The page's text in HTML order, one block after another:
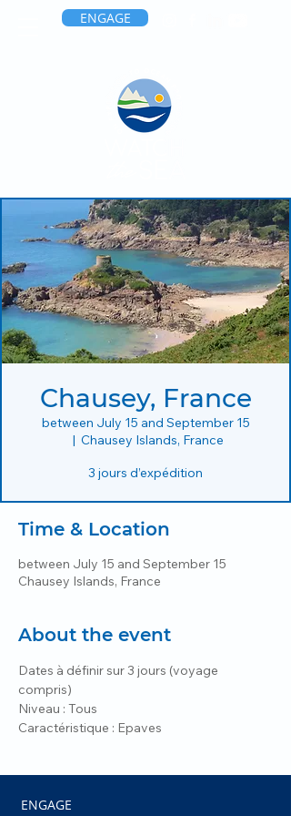
ENGAGE
Chausey, France
between July 15 and September 15
  |
Chausey Islands, France
3 jours d’expédition
Time & Location
between July 15 and September 15
Chausey Islands, France
About the event
Dates à définir sur 3 jours (voyage
compris)
Niveau : Tous
Caractéristique : Epaves
ENGAGE